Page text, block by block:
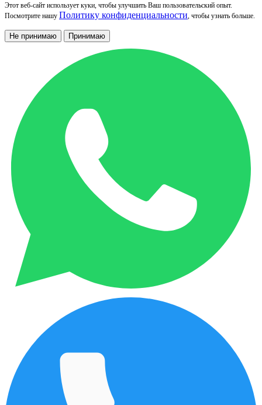
Этот веб-сайт использует куки, чтобы улучшить Ваш пользовательский опыт.
Посмотрите нашу Политику конфиденциальности, чтобы узнать больше.
Не принимаю Принимаю